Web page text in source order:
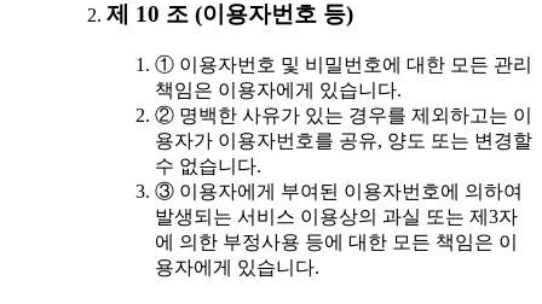
제 10 조 (이용자번호 등)
① 이용자번호 및 비밀번호에 대한 모든 관리
책임은 이용자에게 있습니다.
② 명백한 사유가 있는 경우를 제외하고는 이
용자가 이용자번호를 공유, 양도 또는 변경할
수 없습니다.
③ 이용자에게 부여된 이용자번호에 의하여
발생되는 서비스 이용상의 과실 또는 제3자
에 의한 부정사용 등에 대한 모든 책임은 이
용자에게 있습니다.